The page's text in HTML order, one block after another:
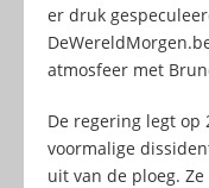
er druk
atmosfeer met
De regering legt op
voormalige
uit van de ploeg.